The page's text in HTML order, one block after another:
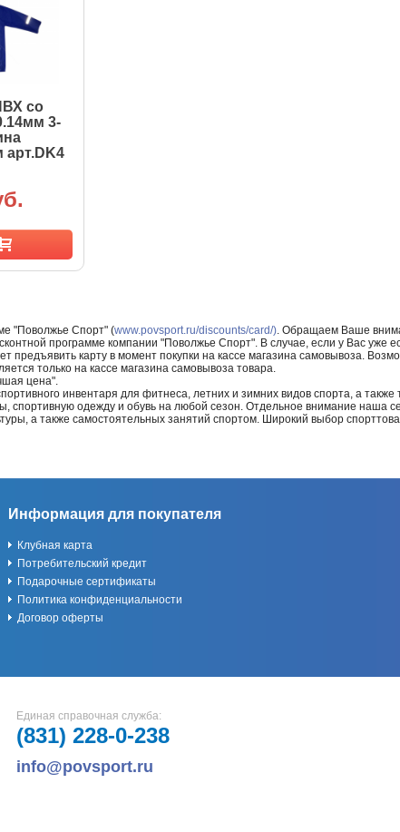
со
3-
арт.DK4
"Поволжье Спорт" (www.povsport.ru/discounts/card/). Обращаем Ваше
программе компании "Поволжье Спорт". В случае, если у Вас уже
предъявить карту в момент покупки на кассе магазина самовывоза.
только на кассе магазина самовывоза товара.
цена".
инвентаря для фитнеса, летних и зимних видов спорта, а также
одежду и обувь на любой сезон. Отдельное внимание наша
а также самостоятельных занятий спортом. Широкий выбор
Информация для покупателя
Клубная карта
Потребительский кредит
Подарочные сертификаты
Политика конфиденциальности
Договор оферты
Единая справочная служба:
(831) 228-0-238
info@povsport.ru